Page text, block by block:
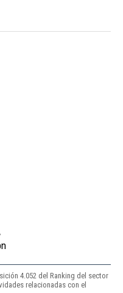
4.052 del Ranking del sector
relacionadas con el